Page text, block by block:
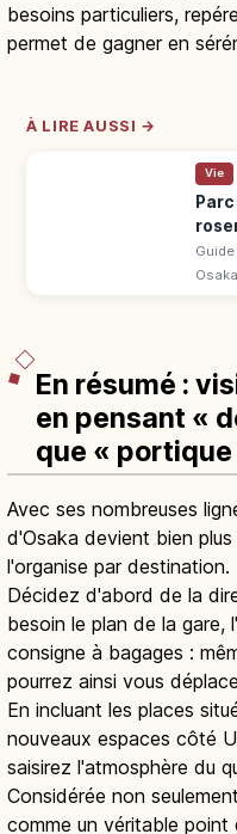
établissements voisins.
Lorsque vous voyagez
Vie
En résumé :
en pensant «
que « portique
Avec ses nombreuses
d'Osaka devient bien
l'organise par destination.
Décidez d'abord de la
besoin le plan de la gare,
consigne à bagages :
pourrez ainsi vous
En incluant les places
nouveaux espaces côté
saisirez l'atmosphère du